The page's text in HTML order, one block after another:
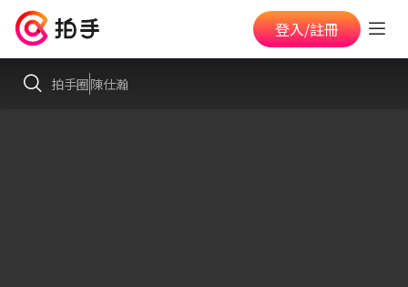
登入/註冊
拍手圈陳仕瀚